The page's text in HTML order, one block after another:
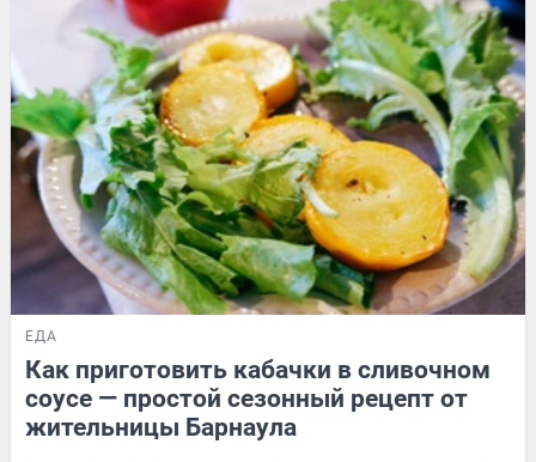
ЕДА
Как приготовить кабачки в сливочном
соусе — простой сезонный рецепт от
жительницы Барнаула